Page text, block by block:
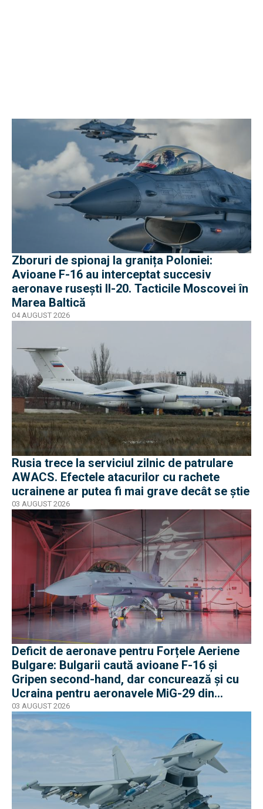
Zboruri de spionaj la granița Poloniei:
Avioane F-16 au interceptat succesiv
aeronave rusești Il-20. Tacticile Moscovei în
Marea Baltică
04 AUGUST 2026
Rusia trece la serviciul zilnic de patrulare
AWACS. Efectele atacurilor cu rachete
ucrainene ar putea fi mai grave decât se știe
03 AUGUST 2026
Deficit de aeronave pentru Forțele Aeriene
Bulgare: Bulgarii caută avioane F-16 și
Gripen second-hand, dar concurează și cu
Ucraina pentru aeronavele MiG-29 din
Polonia
03 AUGUST 2026